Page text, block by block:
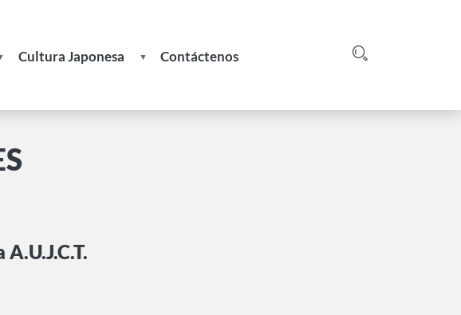
Solicitud de Ingreso
Cultura Japonesa
Recetas
Contáctenos